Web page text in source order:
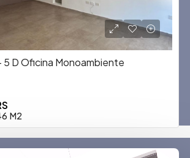
5 D Oficina Monoambiente
M2